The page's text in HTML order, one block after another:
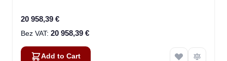
20 958,39 €
20 958,39 €
Add to Cart